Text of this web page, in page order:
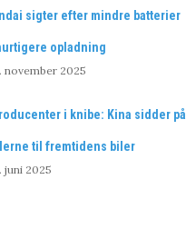
sigter efter mindre batterier
opladning
november 2025
i knibe: Kina sidder på
til fremtidens biler
juni 2025